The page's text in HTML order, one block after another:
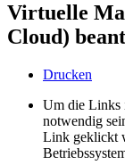
Virtuelle
Cloud)
Drucken
Um die Links
notwendig
Link geklickt